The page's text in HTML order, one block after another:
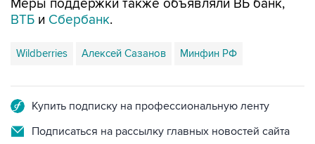
Wildberries Алексей Сазанов
Подписаться на рассылку главных новостей сайта
Получать оперативные новости в официальном